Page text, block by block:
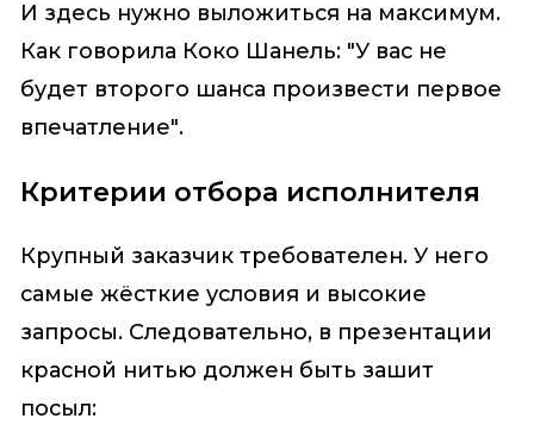
И здесь нужно выложиться на максимум.
Как говорила Коко Шанель: "У вас не
будет второго шанса произвести первое
впечатление".
Критерии отбора исполнителя
Крупный заказчик требователен. У него
самые жёсткие условия и высокие
запросы. Следовательно, в презентации
красной нитью должен быть зашит
посыл: